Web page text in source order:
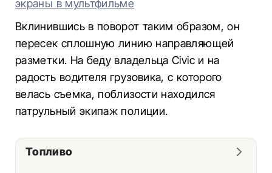
экраны в мультфильме
Вклинившись в поворот таким образом, он
пересек сплошную линию направляющей
разметки. На беду владельца Civic и на
радость водителя грузовика, с которого
велась съемка, поблизости находился
патрульный экипаж полиции.
Топливо